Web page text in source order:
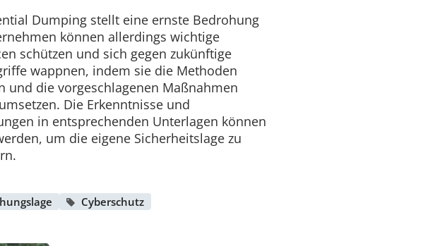
Dumping stellt eine ernste Bedrohung
können allerdings wichtige
schützen und sich gegen zukünftige
wappnen, indem sie die Methoden
und die vorgeschlagenen Maßnahmen
Die Erkenntnisse und
in entsprechenden Unterlagen können
um die eigene Sicherheitslage zu
Cyberschutz